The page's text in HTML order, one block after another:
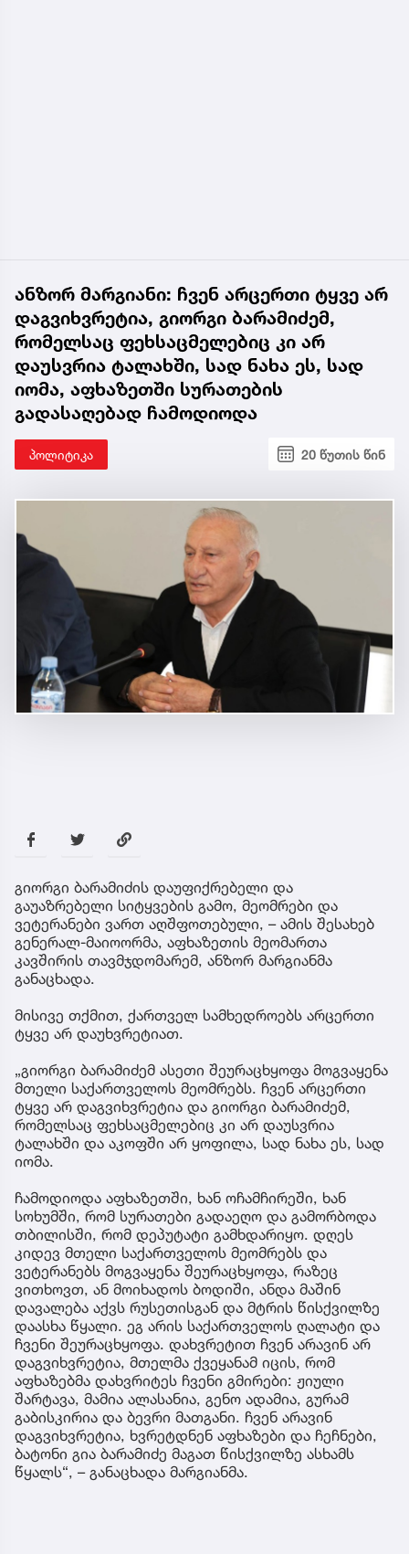
ანზორ მარგიანი: ჩვენ არცერთი ტყვე არ
დაგვიხვრეტია, გიორგი ბარამიძემ,
რომელსაც ფეხსაცმელებიც კი არ
დაუსვრია ტალახში, სად ნახა ეს, სად
იომა, აფხაზეთში სურათების
გადასაღებად ჩამოდიოდა
პოლიტიკა 20 წუთის წინ
გიორგი ბარამიძის დაუფიქრებელი და
გაუაზრებელი სიტყვების გამო, მეომრები და
ვეტერანები ვართ აღშფოთებული, – ამის შესახებ
გენერალ-მაიოორმა, აფხაზეთის მეომართა
კავშირის თავმჯდომარემ, ანზორ მარგიანმა
განაცხადა.
მისივე თქმით, ქართველ სამხედროებს არცერთი
ტყვე არ დაუხვრეტიათ.
„გიორგი ბარამიძემ ასეთი შეურაცხყოფა მოგვაყენა
მთელი საქართველოს მეომრებს. ჩვენ არცერთი
ტყვე არ დაგვიხვრეტია და გიორგი ბარამიძემ,
რომელსაც ფეხსაცმელებიც კი არ დაუსვრია
ტალახში და აკოფში არ ყოფილა, სად ნახა ეს, სად
იომა.
ჩამოდიოდა აფხაზეთში, ხან ოჩამჩირეში, ხან
სოხუმში, რომ სურათები გადაეღო და გამორბოდა
თბილისში, რომ დეპუტატი გამხდარიყო. დღეს
კიდევ მთელი საქართველოს მეომრებს და
ვეტერანებს მოგვაყენა შეურაცხყოფა, რაზეც
ვითხოვთ, ან მოიხადოს ბოდიში, ანდა მაშინ
დავალება აქვს რუსეთისგან და მტრის წისქვილზე
დაასხა წყალი. ეგ არის საქართველოს ღალატი და
ჩვენი შეურაცხყოფა. დახვრეტით ჩვენ არავინ არ
დაგვიხვრეტია, მთელმა ქვეყანამ იცის, რომ
აფხაზებმა დახვრიტეს ჩვენი გმირები: ჟიული
შარტავა, მამია ალასანია, გენო ადამია, გურამ
გაბისკირია და ბევრი მათგანი. ჩვენ არავინ
დაგვიხვრეტია, ხვრეტდნენ აფხაზები და ჩეჩნები,
ბატონი გია ბარამიძე მაგათ წისქვილზე ასხამს
წყალს“, – განაცხადა მარგიანმა.